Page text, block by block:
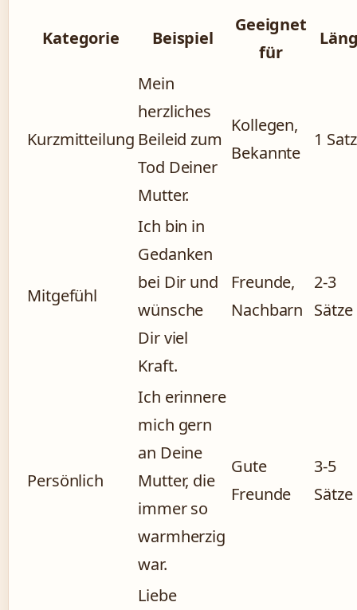
Kategorie Beispiel
Geeignet
für
Kurzmitteilung
Mein
herzliches
Beileid zum
Tod Deiner
Mutter.
Kollegen,
Bekannte
1 Satz
Mitgefühl
Ich bin in
Gedanken
bei Dir und
wünsche
Dir viel
Kraft.
Freunde,
Nachbarn
2-3
Sätze
Persönlich
Ich erinnere
mich gern
an Deine
Mutter, die
immer so
warmherzig
war.
Gute
Freunde
3-5
Sätze
Liebe